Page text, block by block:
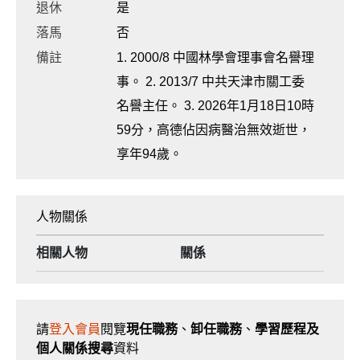
退休
是
落馬
否
備註
1. 2000/8 中國林學會理事會名譽理
事。 2. 2013/7 中共天津市關工委
名譽主任。 3. 2026年1月18日10時
59分，高德佔因病醫治無效逝世，
享年94歲。
人物關係
相關人物 關係
請登入會員 閱覽現任職務、 卸任職務、 學習歷程及
個人關係搜尋資料